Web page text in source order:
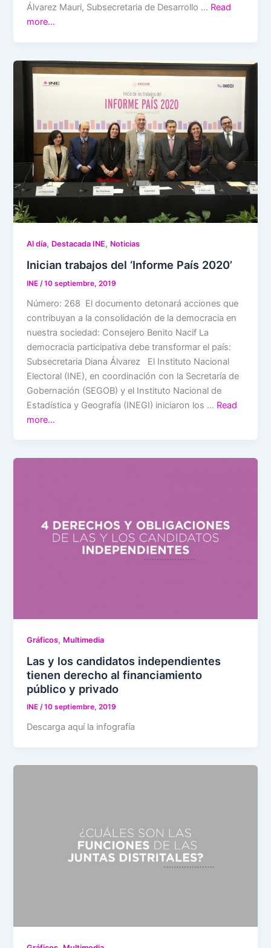
Álvarez Mauri, Subsecretaria de Desarrollo … Read
more…
Al día, Destacada INE, Noticias
Inician trabajos del ‘Informe País 2020’
INE /10 septiembre, 2019
Número: 268 El documento detonará acciones que
contribuyan a la consolidación de la democracia en
nuestra sociedad: Consejero Benito Nacif La
democracia participativa debe transformar el país:
Subsecretaria Diana Álvarez El Instituto Nacional
Electoral (INE), en coordinación con la Secretaría de
Gobernación (SEGOB) y el Instituto Nacional de
Estadística y Geografía (INEGI) iniciaron los … Read
more…
Gráficos, Multimedia
Las y los candidatos independientes
tienen derecho al financiamiento
público y privado
INE/10 septiembre, 2019
Descarga aquí la infografía